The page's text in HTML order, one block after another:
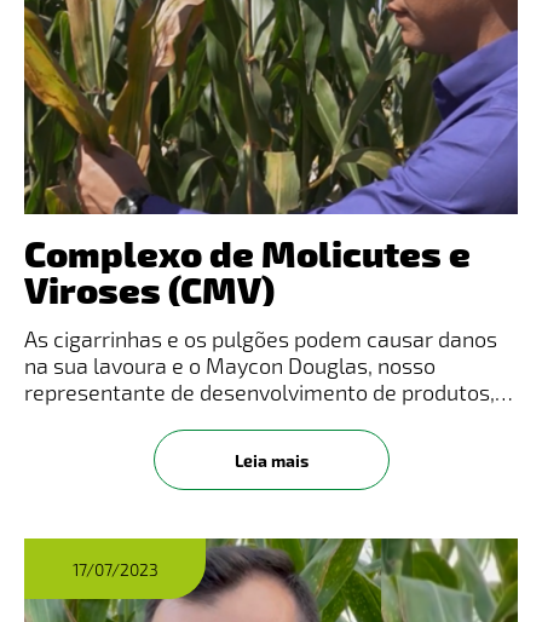
Complexo de Molicutes e
Viroses (CMV)
As cigarrinhas e os pulgões podem causar danos
na sua lavoura e o Maycon Douglas, nosso
representante de desenvolvimento de produtos,
edição do Campo e Conhecimento.Veja o vídeo
completo no Instagram! Clique
Leia mais
17/07/2023